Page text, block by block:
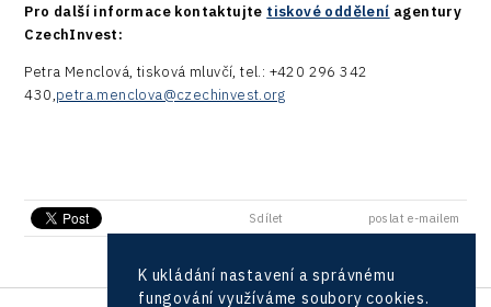
Pro další informace kontaktujte tiskové oddělení agentury
CzechInvest:
Petra Menclová, tisková mluvčí, tel.: +420 296 342
430,petra.menclova@czechinvest.org
Sdílet poslat e-mailem
K ukládání nastavení a správnému
fungování využíváme soubory cookies.